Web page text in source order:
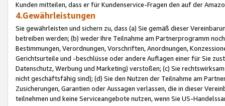
Kunden mitteilen, dass er für Kundenservice-Fragen den auf der
4.Gewährleistungen
Sie gewährleisten und sichern zu, dass (a) Sie gemäß dieser
betreiben werden; (b) weder Ihre Teilnahme am Partnerprogramm
Bestimmungen, Verordnungen, Vorschriften, Anordnungen,
Gerichtsurteile und -beschlüsse oder andere Auflagen einer für Sie
Datenschutz, Werbung und Marketing) verstoßen; (c) Sie
nicht geschäftsfähig sind); (d) Sie den Nutzen der Teilnahme am
Zusicherungen, Garantien oder Aussagen verlassen, die in dieser
teilnehmen und keine Serviceangebote nutzen, wenn Sie US-